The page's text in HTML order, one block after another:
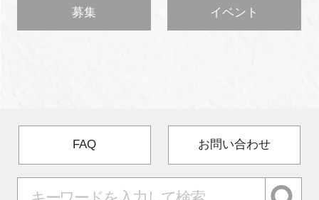
募集 イベント
FAQ お問い合わせ